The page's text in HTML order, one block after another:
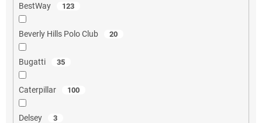
BestWay 123
Beverly Hills Polo Club 20
Bugatti 35
Caterpillar 100
Delsey 3